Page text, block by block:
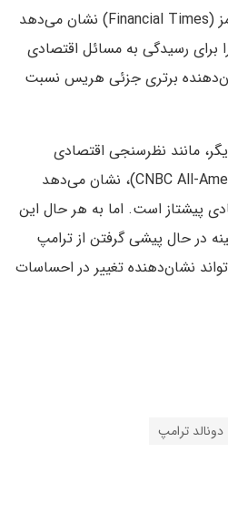
نظرسنجی اخیر فایننشال تایمز (Financial Times) نشان می‌دهد
برای رسیدگی به مسائل اقتصادی
برتری جزئی هریس نسبت
مانند نظرسنجی اقتصادی
سی‌ان‌بی‌سی آل-آمریکا (CNBC All-America)، نشان می‌دهد
پیشتاز است. اما به هر حال این
در حال پیشی گرفتن از ترامپ
نشان‌دهنده تغییر در احساسات
دونالد ترامپ